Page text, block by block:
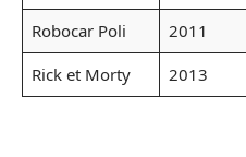
Robocar Poli
2011
Rick et Morty
2013